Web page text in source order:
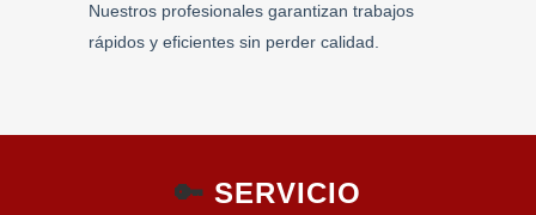
Nuestros profesionales garantizan trabajos
rápidos y eficientes sin perder calidad.
🔑 SERVICIO